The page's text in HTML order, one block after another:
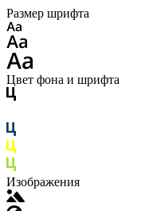
Размер шрифта
Цвет фона и шрифта
Изображения